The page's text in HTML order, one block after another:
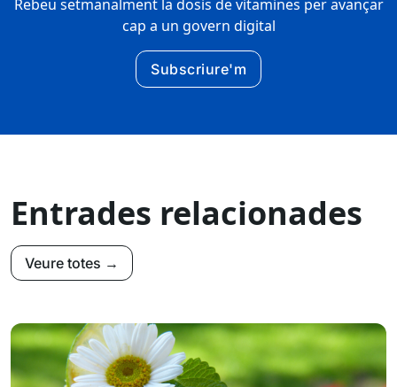
Rebeu setmanalment la dosis de vitamines per avançar
cap a un govern digital
Subscriure'm
Entrades relacionades
Veure totes →